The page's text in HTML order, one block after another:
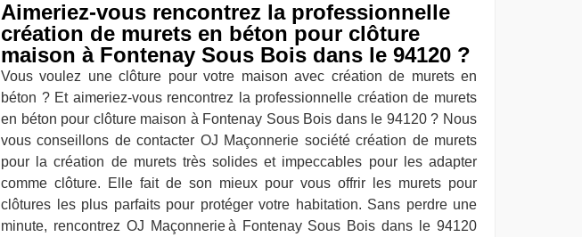
Aimeriez-vous rencontrez la professionnelle
création de murets en béton pour clôture
maison à Fontenay Sous Bois dans le 94120 ?
Vous voulez une clôture pour votre maison avec création de murets en
béton ? Et aimeriez-vous rencontrez la professionnelle création de murets
en béton pour clôture maison à Fontenay Sous Bois dans le 94120 ? Nous
vous conseillons de contacter OJ Maçonnerie société création de murets
pour la création de murets très solides et impeccables pour les adapter
comme clôture. Elle fait de son mieux pour vous offrir les murets pour
clôtures les plus parfaits pour protéger votre habitation. Sans perdre une
minute, rencontrez OJ Maçonnerie à Fontenay Sous Bois dans le 94120